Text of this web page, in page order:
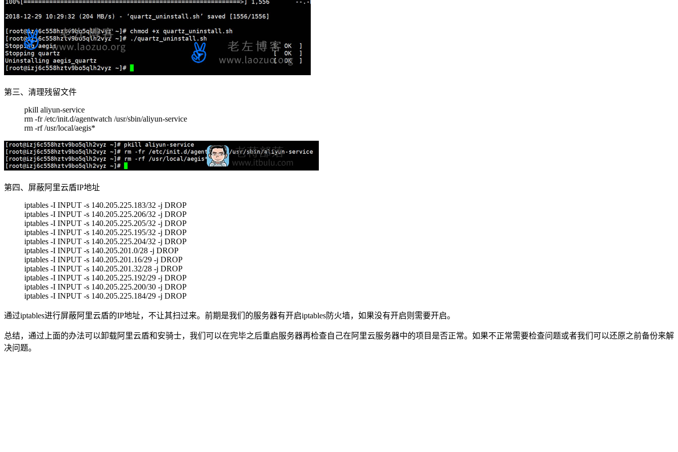
第三、清理残留文件
pkill aliyun-service
rm -fr /etc/init.d/agentwatch /usr/sbin/aliyun-service
rm -rf /usr/local/aegis*
第四、屏蔽阿里云盾IP地址
iptables -I INPUT -s 140.205.225.183/32 -j DROP
iptables -I INPUT -s 140.205.225.206/32 -j DROP
iptables -I INPUT -s 140.205.225.205/32 -j DROP
iptables -I INPUT -s 140.205.225.195/32 -j DROP
iptables -I INPUT -s 140.205.225.204/32 -j DROP
iptables -I INPUT -s 140.205.201.0/28 -j DROP
iptables -I INPUT -s 140.205.201.16/29 -j DROP
iptables -I INPUT -s 140.205.201.32/28 -j DROP
iptables -I INPUT -s 140.205.225.192/29 -j DROP
iptables -I INPUT -s 140.205.225.200/30 -j DROP
iptables -I INPUT -s 140.205.225.184/29 -j DROP
通过iptables进行屏蔽阿里云盾的IP地址，不让其扫过来。前期是我们的服务器有开启iptables防火墙，如果没有开启则需要开启。
总结，通过上面的办法可以卸载阿里云盾和安骑士，我们可以在完毕之后重启服务器再检查自己在阿里云服务器中的项目是否正常。如果不正常需要检查问题或者我们可以还原之前备份来解
决问题。